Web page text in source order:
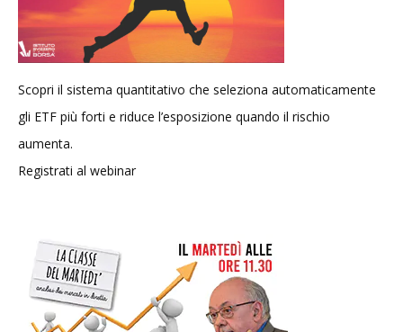
Scopri il sistema quantitativo che seleziona automaticamente
gli ETF più forti e riduce l’esposizione quando il rischio
aumenta.
Registrati al webinar